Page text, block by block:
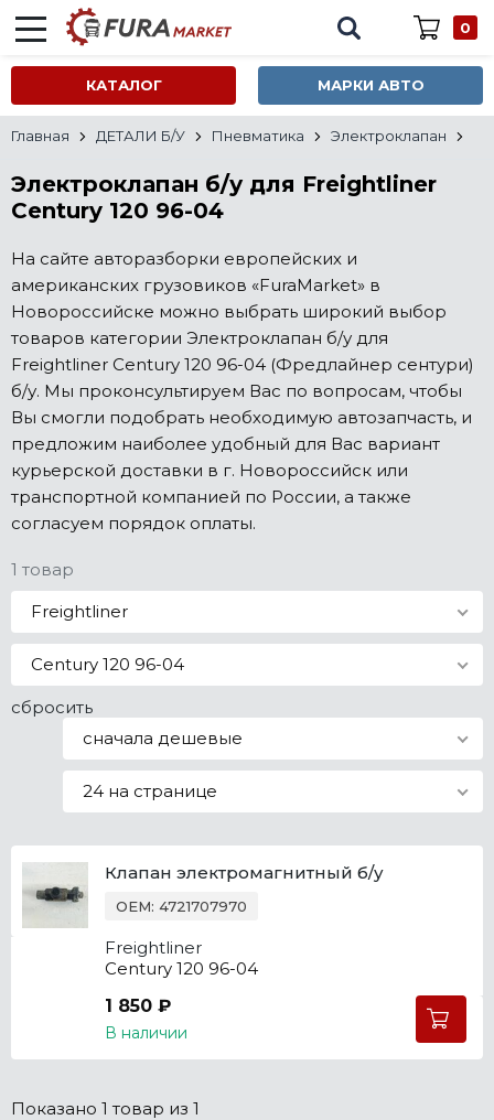
0
КАТАЛОГ МАРКИ АВТО
Главная ДЕТАЛИ Б/У Пневматика Электроклапан
Электроклапан б/у для Freightliner
Century 120 96-04
На сайте авторазборки европейских и
американских грузовиков «FuraMarket» в
Новороссийске можно выбрать широкий выбор
товаров категории Электроклапан б/у для
Freightliner Century 120 96-04 (Фредлайнер сентури)
б/у. Мы проконсультируем Вас по вопросам, чтобы
Вы смогли подобрать необходимую автозапчасть, и
предложим наиболее удобный для Вас вариант
курьерской доставки в г. Новороссийск или
транспортной компанией по России, а также
согласуем порядок оплаты.
1 товар
Freightliner
Century 120 96-04
сбросить
сначала дешевые
24 на странице
Клапан электромагнитный б/у
OEM: 4721707970
Freightliner
Century 120 96-04
1 850 ₽
В наличии
Показано 1 товар из 1